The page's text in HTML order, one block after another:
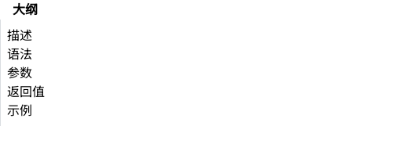
大纲
描述
语法
参数
返回值
示例